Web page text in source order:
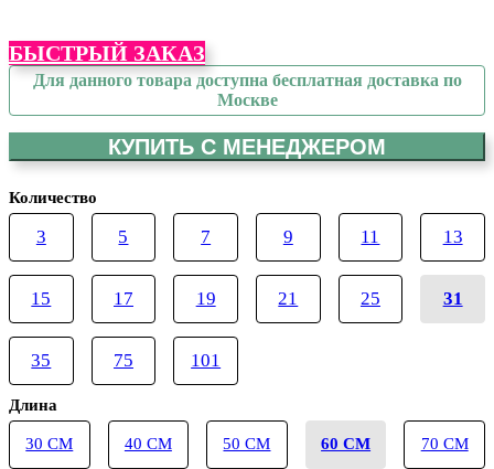
БЫСТРЫЙ ЗАКАЗ
Для данного товара доступна бесплатная доставка по
Москве
КУПИТЬ С МЕНЕДЖЕРОМ
Количество
3 5 7 9 11 13
15 17 19 21 25 31
35 75 101
Длина
30 СМ 40 СМ 50 СМ 60 СМ 70 СМ